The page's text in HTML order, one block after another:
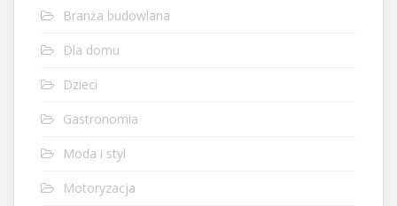
Branża budowlana
Dla domu
Dzieci
Gastronomia
Moda i styl
Motoryzacja